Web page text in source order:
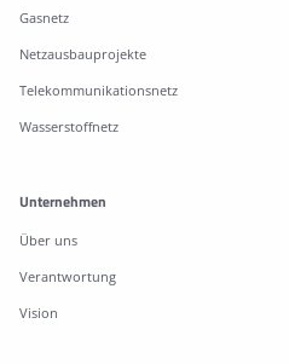
Gasnetz
Netzausbauprojekte
Telekommunikationsnetz
Wasserstoffnetz
Unternehmen
Über uns
Verantwortung
Vision